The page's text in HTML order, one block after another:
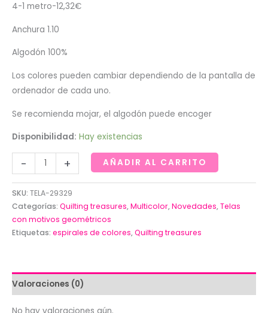
4-1 metro-12,32€
Anchura 1.10
Algodón 100%
Los colores pueden cambiar dependiendo de la pantalla de
ordenador de cada uno.
Se recomienda mojar, el algodón puede encoger
Disponibilidad: Hay existencias
-
Espirales
de
colores
sobre
negro.Quilting
treasures
+ AÑADIR AL CARRITO
SKU: TELA-29329
Categorías: Quilting treasures,Multicolor,Novedades,Telas
con motivos geométricos
Etiquetas: espirales de colores,Quilting treasures
Valoraciones (0)